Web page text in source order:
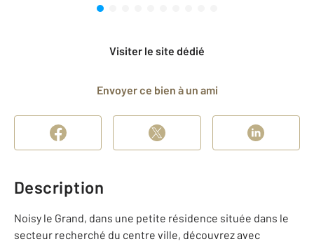
Visiter le site dédié
Envoyer ce bien à un ami
Description
Noisy le Grand, dans une petite résidence située dans le
secteur recherché du centre ville, découvrez avec